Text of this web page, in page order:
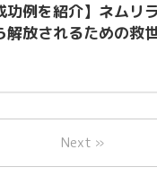
功例を紹介】ネムリ
解放されるための救
Next »